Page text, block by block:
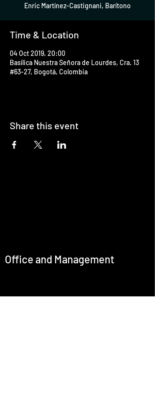
Enric Martínez-Castignani, Barítono
Time & Location
04 Oct 2019, 20:00
Basílica Nuestra Señora de Lourdes, Cra. 13
#63-27, Bogotá, Colombia
Share this event
Office and Management